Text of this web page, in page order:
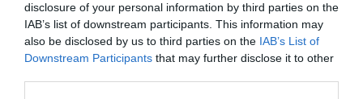
disclosure of your personal information by third parties on the
IAB’s list of downstream participants. This information may
also be disclosed by us to third parties on the IAB’s List of
Downstream Participants that may further disclose it to other
SIF U13 vs Alsike Del 8/8
260503